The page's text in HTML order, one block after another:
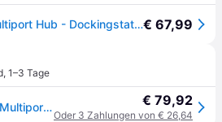
HP Universal USB-C Multiport Hub - Dockingstation - Schwarz€ 67,99
, 1–3 Tage
HP Universeller USB-C-Multiport-Hub, Kabelgebunden, USB 3.2 Gen 2 (3.1 Gen 2) Type-C, 10,100,1000 Mbit/s, Schwarz, Black, 4K Ultra HD € 79,92
Oder 3 Zahlungen von € 26,64